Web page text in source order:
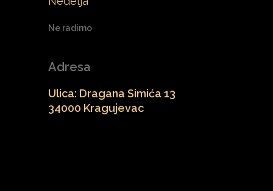
Ne radimo
Adresa
Ulica: Dragana Simića 13
34000 Kragujevac